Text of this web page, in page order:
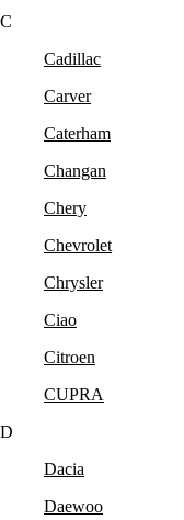
C
Cadillac
Carver
Caterham
Changan
Chery
Chevrolet
Chrysler
Ciao
Citroen
CUPRA
D
Dacia
Daewoo